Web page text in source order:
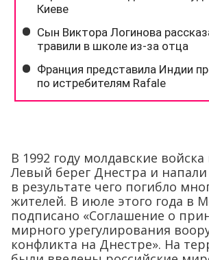
В 1992 году молдавские
Левый берег Днестра и
в результате чего погибло
жителей. В июле этого года в
подписано «Соглашение о
мирного урегулирования
конфликта на Днестре». На